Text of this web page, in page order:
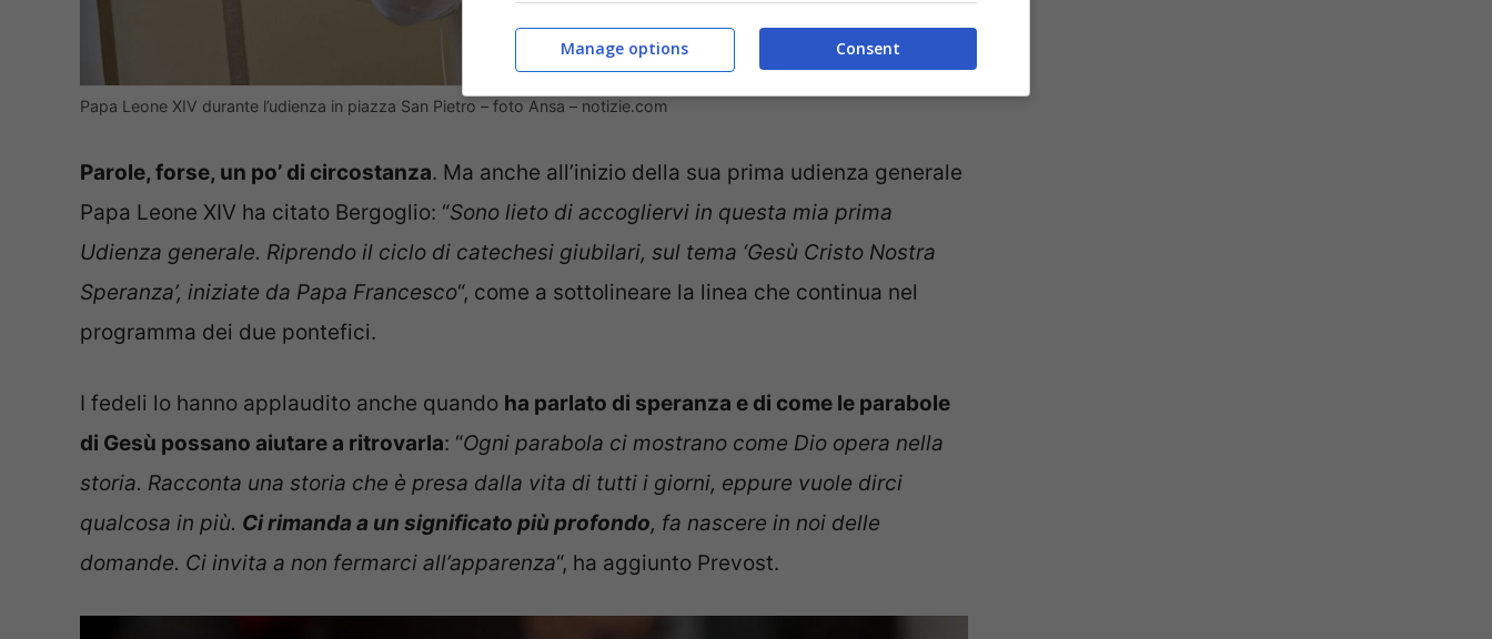
Papa Leone XIV durante l’udienza in piazza San Pietro – foto Ansa – notizie.com
Parole, forse, un po’ di circostanza. Ma anche all’inizio della sua prima udienza generale
Papa Leone XIV ha citato Bergoglio: “Sono lieto di accogliervi in questa mia prima
Udienza generale. Riprendo il ciclo di catechesi giubilari, sul tema ‘Gesù Cristo Nostra
Speranza’, iniziate da Papa Francesco“, come a sottolineare la linea che continua nel
programma dei due pontefici.
I fedeli lo hanno applaudito anche quando ha parlato di speranza e di come le parabole
di Gesù possano aiutare a ritrovarla: “Ogni parabola ci mostrano come Dio opera nella
storia. Racconta una storia che è presa dalla vita di tutti i giorni, eppure vuole dirci
qualcosa in più. Ci rimanda a un significato più profondo, fa nascere in noi delle
domande. Ci invita a non fermarci all’apparenza“, ha aggiunto Prevost.
Consent
Manage options